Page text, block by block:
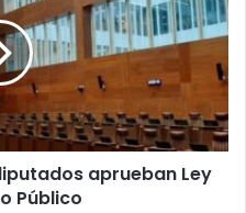
aprueban Ley
Público